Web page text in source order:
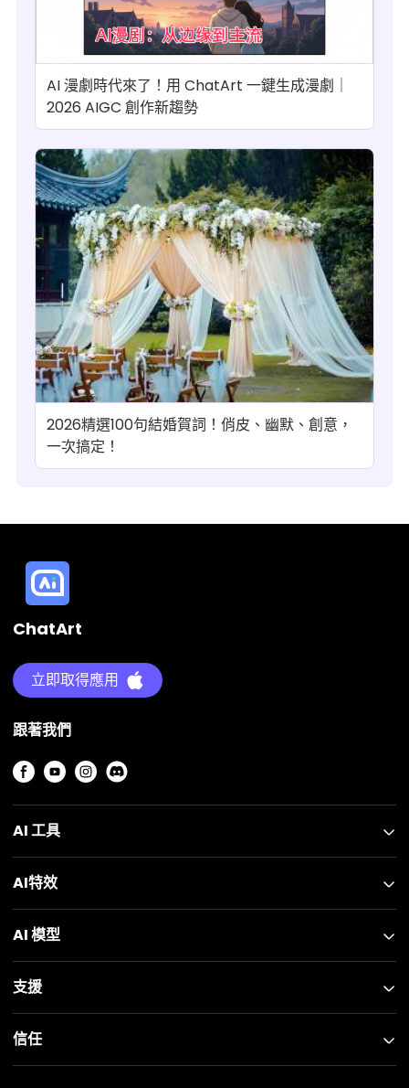
AI 漫劇時代來了！用 ChatArt 一鍵生成漫劇｜
2026 AIGC 創作新趨勢
2026精選100句結婚賀詞！俏皮、幽默、創意，
一次搞定！
ChatArt
立即取得應用
跟著我們
AI 工具
AI特效
AI 模型
支援
信任